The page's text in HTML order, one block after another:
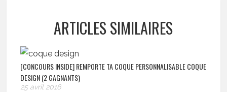
ARTICLES SIMILAIRES
[CONCOURS INSIDE] REMPORTE TA COQUE PERSONNALISABLE COQUE
DESIGN (2 GAGNANTS)
25 avril 2016